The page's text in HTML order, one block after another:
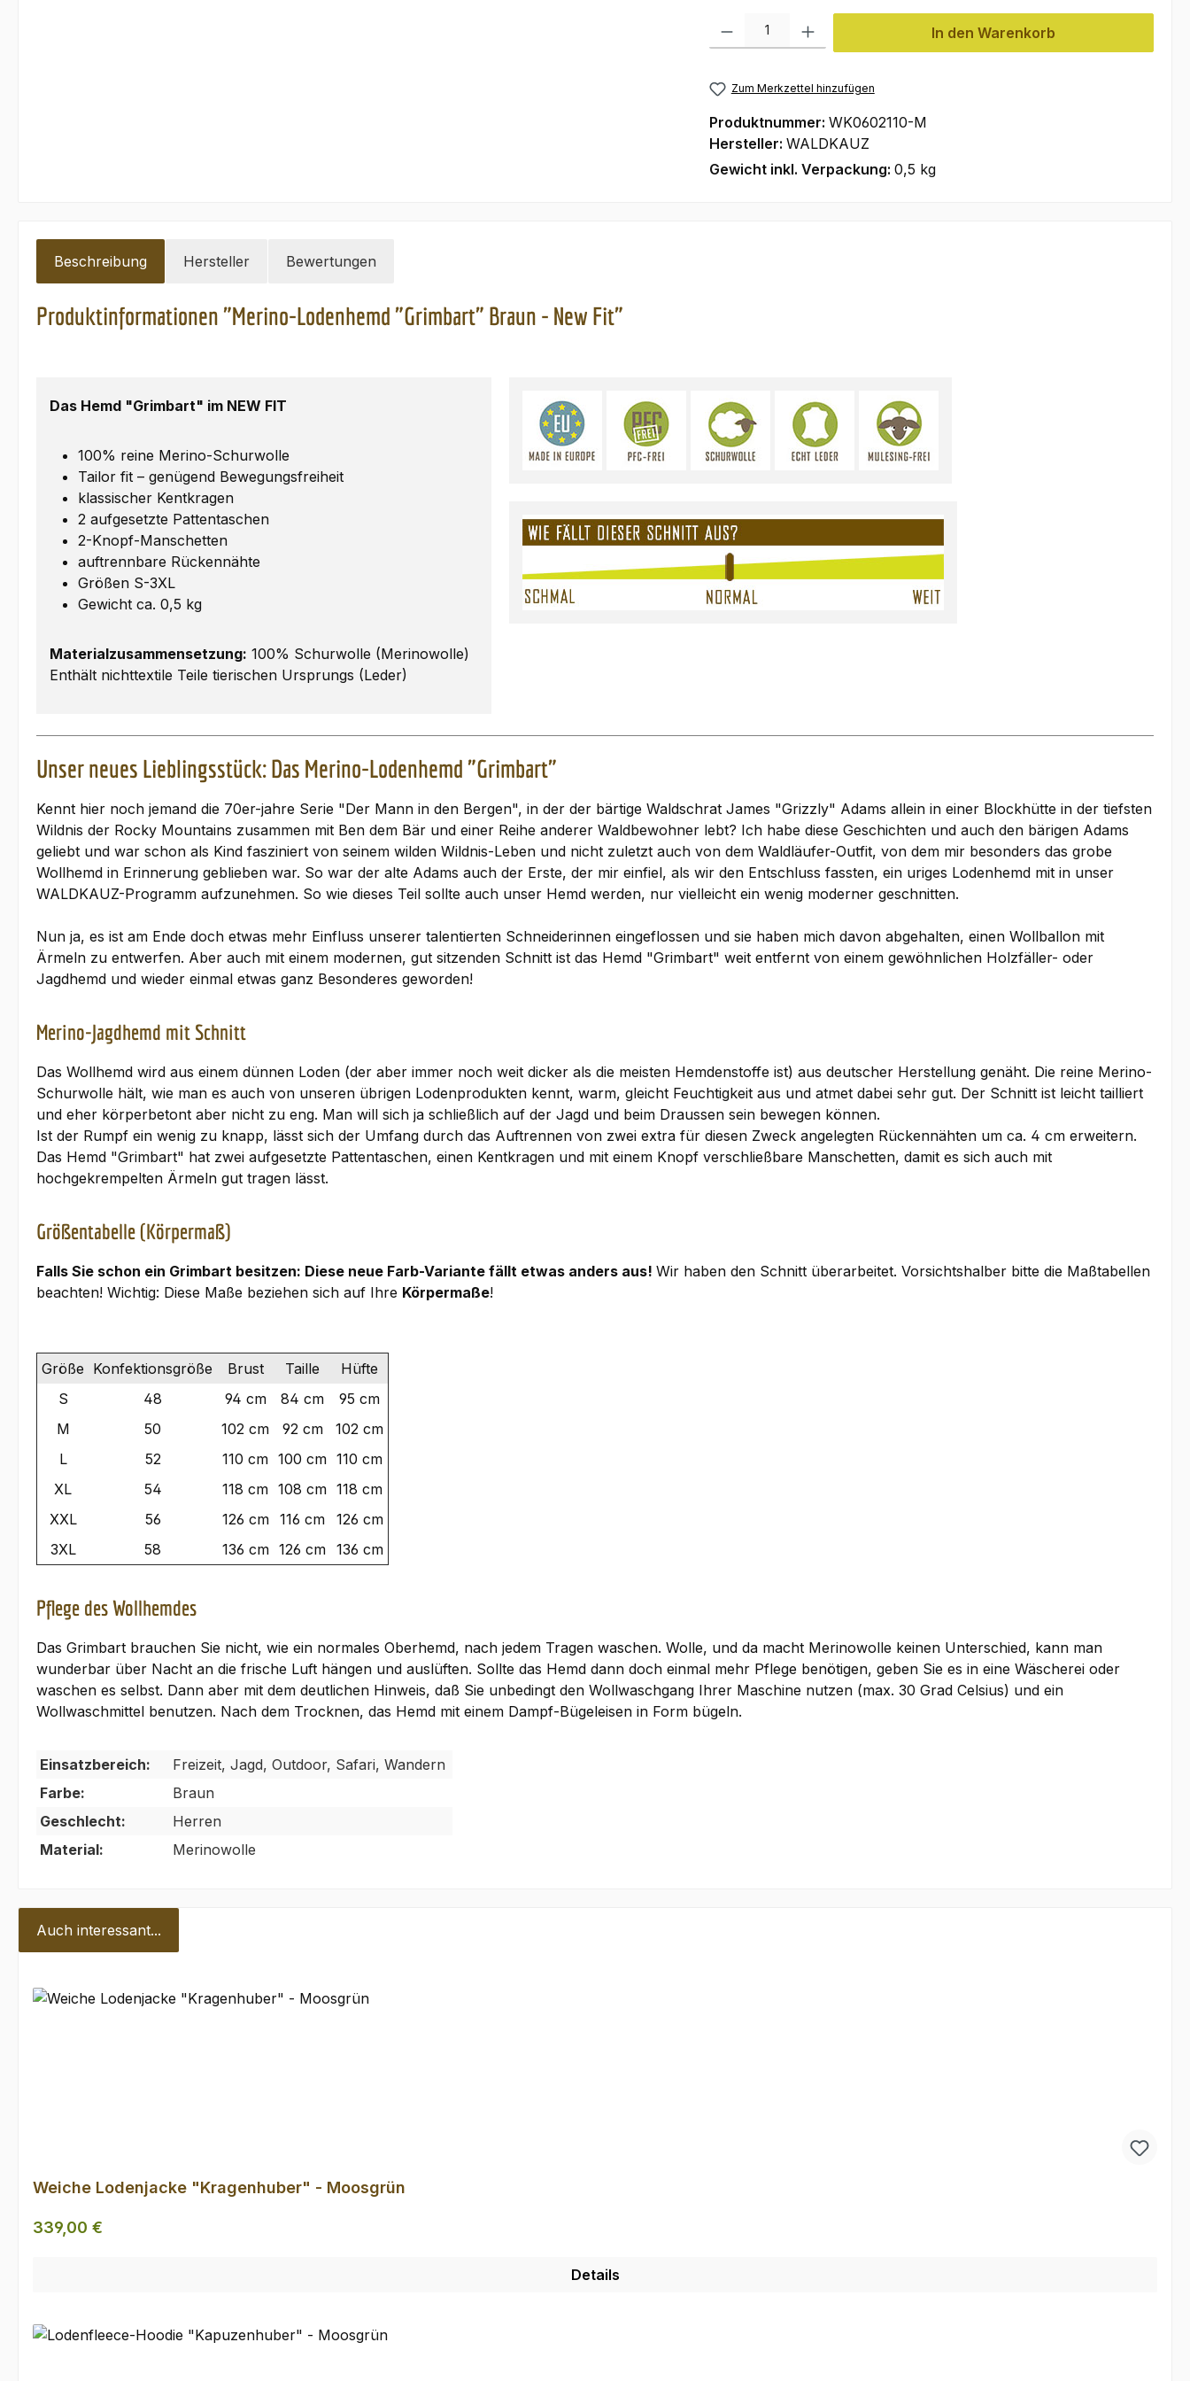
Produkt Anzahl: Gib den gewünschten Wert ein oder benutze die Schaltflächen
In den Warenkorb
Zum Merkzettel hinzufügen
Produktnummer: WK0602110-M
Hersteller: WALDKAUZ
Gewicht inkl. Verpackung: 0,5 kg
Beschreibung Hersteller Bewertungen
Produktinformationen "Merino-Lodenhemd "Grimbart" Braun - New Fit"
Das Hemd "Grimbart" im NEW FIT
100% reine Merino-Schurwolle
Tailor fit – genügend Bewegungsfreiheit
klassischer Kentkragen
2 aufgesetzte Pattentaschen
2-Knopf-Manschetten
auftrennbare Rückennähte
Größen S-3XL
Gewicht ca. 0,5 kg
Materialzusammensetzung: 100% Schurwolle (Merinowolle)
Enthält nichttextile Teile tierischen Ursprungs (Leder)
Unser neues Lieblingsstück: Das Merino-Lodenhemd "Grimbart"
Kennt hier noch jemand die 70er-jahre Serie "Der Mann in den Bergen", in der der bärtige Waldschrat James "Grizzly" Adams allein in einer Blockhütte in der tiefsten
Wildnis der Rocky Mountains zusammen mit Ben dem Bär und einer Reihe anderer Waldbewohner lebt? Ich habe diese Geschichten und auch den bärigen Adams
geliebt und war schon als Kind fasziniert von seinem wilden Wildnis-Leben und nicht zuletzt auch von dem Waldläufer-Outfit, von dem mir besonders das grobe
Wollhemd in Erinnerung geblieben war. So war der alte Adams auch der Erste, der mir einfiel, als wir den Entschluss fassten, ein uriges Lodenhemd mit in unser
WALDKAUZ-Programm aufzunehmen. So wie dieses Teil sollte auch unser Hemd werden, nur vielleicht ein wenig moderner geschnitten.
Nun ja, es ist am Ende doch etwas mehr Einfluss unserer talentierten Schneiderinnen eingeflossen und sie haben mich davon abgehalten, einen Wollballon mit
Ärmeln zu entwerfen. Aber auch mit einem modernen, gut sitzenden Schnitt ist das Hemd "Grimbart" weit entfernt von einem gewöhnlichen Holzfäller- oder
Jagdhemd und wieder einmal etwas ganz Besonderes geworden!
Merino-Jagdhemd mit Schnitt
Das Wollhemd wird aus einem dünnen Loden (der aber immer noch weit dicker als die meisten Hemdenstoffe ist) aus deutscher Herstellung genäht. Die reine Merino-
Schurwolle hält, wie man es auch von unseren übrigen Lodenprodukten kennt, warm, gleicht Feuchtigkeit aus und atmet dabei sehr gut. Der Schnitt ist leicht tailliert
und eher körperbetont aber nicht zu eng. Man will sich ja schließlich auf der Jagd und beim Draussen sein bewegen können.
Ist der Rumpf ein wenig zu knapp, lässt sich der Umfang durch das Auftrennen von zwei extra für diesen Zweck angelegten Rückennähten um ca. 4 cm erweitern.
Das Hemd "Grimbart" hat zwei aufgesetzte Pattentaschen, einen Kentkragen und mit einem Knopf verschließbare Manschetten, damit es sich auch mit
hochgekrempelten Ärmeln gut tragen lässt.
Größentabelle (Körpermaß)
Falls Sie schon ein Grimbart besitzen: Diese neue Farb-Variante fällt etwas anders aus! Wir haben den Schnitt überarbeitet. Vorsichtshalber bitte die Maßtabellen
beachten! Wichtig: Diese Maße beziehen sich auf Ihre Körpermaße!
Größe Konfektionsgröße Brust Taille
Hüfte
S
48 94 cm 84 cm
95 cm
M
50 102 cm 92 cm
102 cm
L
52 110 cm 100 cm 110 cm
XL
54 118 cm 108 cm 118 cm
XXL
56 126 cm 116 cm
126 cm
3XL
58 136 cm 126 cm 136 cm
Pflege des Wollhemdes
Das Grimbart brauchen Sie nicht, wie ein normales Oberhemd, nach jedem Tragen waschen. Wolle, und da macht Merinowolle keinen Unterschied, kann man
wunderbar über Nacht an die frische Luft hängen und auslüften. Sollte das Hemd dann doch einmal mehr Pflege benötigen, geben Sie es in eine Wäscherei oder
waschen es selbst. Dann aber mit dem deutlichen Hinweis, daß Sie unbedingt den Wollwaschgang Ihrer Maschine nutzen (max. 30 Grad Celsius) und ein
Wollwaschmittel benutzen. Nach dem Trocknen, das Hemd mit einem Dampf-Bügeleisen in Form bügeln.
Einsatzbereich:
Freizeit, Jagd, Outdoor, Safari, Wandern
Farbe:
Braun
Geschlecht:
Herren
Material:
Merinowolle
Auch interessant...
Weiche Lodenjacke "Kragenhuber" - Moosgrün
Regulärer Preis:
339,00 €
Details